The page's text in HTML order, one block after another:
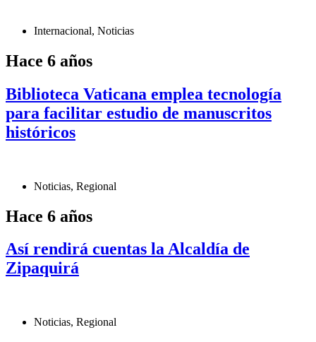
Internacional, Noticias
Hace 6 años
Biblioteca Vaticana emplea tecnología
para facilitar estudio de manuscritos
históricos
Noticias, Regional
Hace 6 años
Así rendirá cuentas la Alcaldía de
Zipaquirá
Noticias, Regional